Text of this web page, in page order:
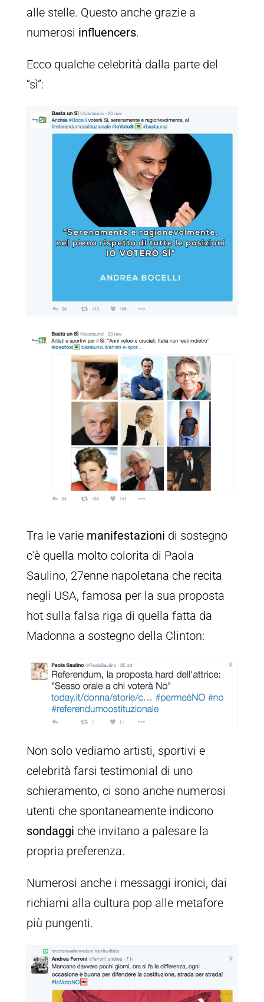
alle stelle. Questo anche grazie a
numerosi influencers.
Ecco qualche celebrità dalla parte del
“sì”:
Tra le varie manifestazioni di sostegno
c’è quella molto colorita di Paola
Saulino, 27enne napoletana che recita
negli USA, famosa per la sua proposta
hot sulla falsa riga di quella fatta da
Madonna a sostegno della Clinton:
Non solo vediamo artisti, sportivi e
celebrità farsi testimonial di uno
schieramento, ci sono anche numerosi
utenti che spontaneamente indicono
sondaggi che invitano a palesare la
propria preferenza.
Numerosi anche i messaggi ironici, dai
richiami alla cultura pop alle metafore
più pungenti.